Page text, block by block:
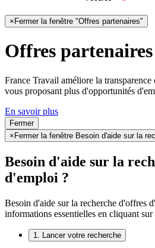
× Fermer la fenêtre "Offres partenaires"
Offres partenaires
France Travail améliore la
vous proposant plus d'opportunités
En savoir plus
Fermer
× Fermer la fenêtre Besoin d'aide sur la
Besoin d'aide sur la
d'emploi ?
Besoin d'aide sur la recherche d'offres
informations essentielles en cliquant
1. Lancer votre recherche